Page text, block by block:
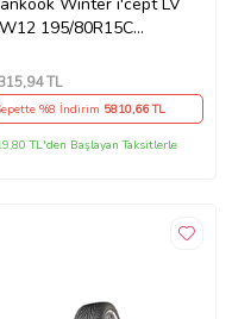
195/80R15C
Ticari Kış Lastiği
Yılı:2025)
,94 TL
%8 İndirim 5810,66 TL
TL'den Başlayan Taksitlerle